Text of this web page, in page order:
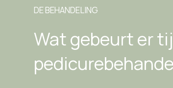
DE BEHANDELING
Wat gebeurt er